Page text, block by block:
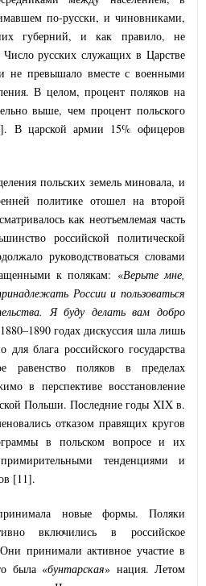
по-русски, и чиновниками,
губерний, и как правило, не
русских служащих в Царстве
не превышало вместе с военными
В целом, процент поляков на
выше, чем процент польского
В царской армии 15% офицеров
польских земель миновала, и
политике отошел на второй
как неотъемлемая часть
российской политической
руководствоваться словами
к полякам: «Верьте мне,
России и пользоваться
Я буду делать вам добро
годах дискуссия шла лишь
блага российского государства
равенство поляков в пределах
в перспективе восстановление
Польши. Последние годы XIX в.
отказом правящих кругов
в польском вопросе и их
тенденциями и
[11].
новые формы. Поляки
включились в российское
принимали активное участие в
была «бунтарская» нация. Летом